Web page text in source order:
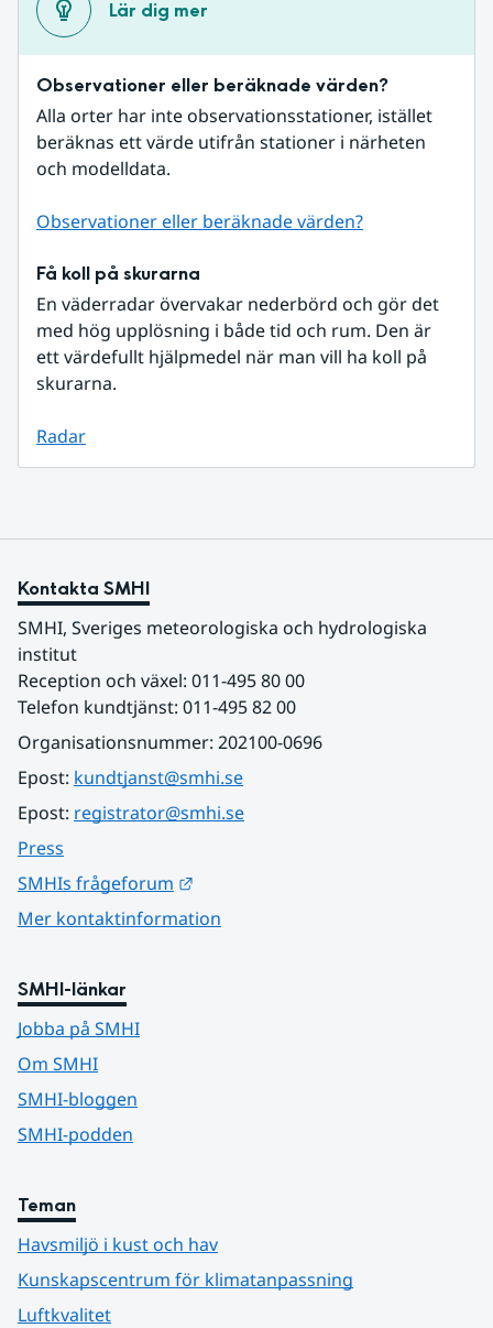
Lär dig mer
Observationer eller beräknade värden?
Alla orter har inte observationsstationer, istället
beräknas ett värde utifrån stationer i närheten
och modelldata.
Observationer eller beräknade värden?
Få koll på skurarna
En väderradar övervakar nederbörd och gör det
med hög upplösning i både tid och rum. Den är
ett värdefullt hjälpmedel när man vill ha koll på
skurarna.
Radar
Kontakta SMHI
SMHI, Sveriges meteorologiska och hydrologiska
institut
Reception och växel: 011-495 80 00
Telefon kundtjänst: 011-495 82 00
Organisationsnummer: 202100-0696
Epost: kundtjanst@smhi.se
Epost: registrator@smhi.se
Press
SMHIs frågeforum
Mer kontaktinformation
SMHI-länkar
Jobba på SMHI
Om SMHI
SMHI-bloggen
SMHI-podden
Teman
Havsmiljö i kust och hav
Kunskapscentrum för klimatanpassning
Luftkvalitet